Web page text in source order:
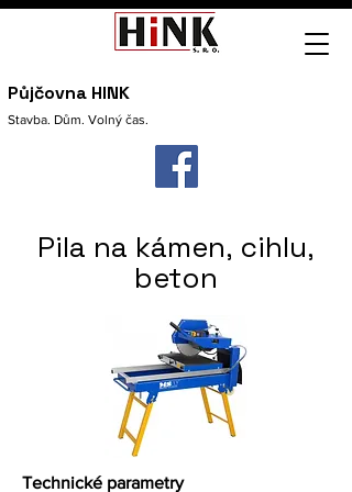
Půjčovna HINK
Stavba. Dům. Volný čas.
Pila na kámen, cihlu,
beton
Technické parametry